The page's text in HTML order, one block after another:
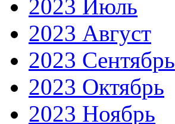
2023 Июль
2023 Август
2023 Сентябрь
2023 Октябрь
2023 Ноябрь